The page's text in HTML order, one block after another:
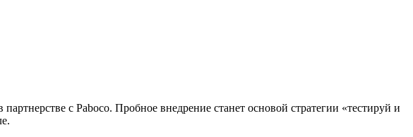
с Paboco. Пробное внедрение станет основой стратегии «тестируй и